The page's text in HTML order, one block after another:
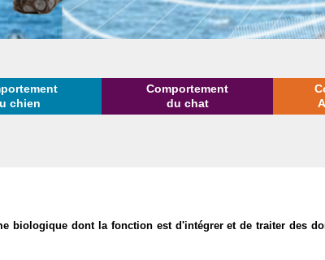
chien
Comportement
du chat
biologique dont la fonction est d'intégrer et de traiter des